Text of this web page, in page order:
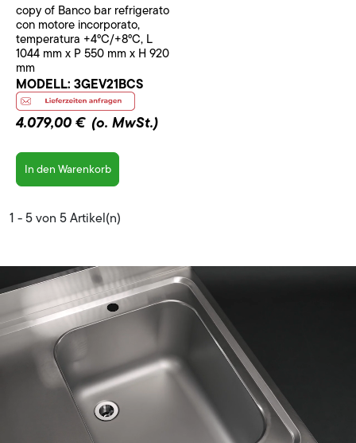
copy of Banco bar refrigerato
con motore incorporato,
temperatura +4°C/+8°C, L
1044 mm x P 550 mm x H 920
mm
MODELL: 3GEV21BCS
4.079,00 € (o. MwSt.)
In den Warenkorb
1 - 5 von 5 Artikel(n)